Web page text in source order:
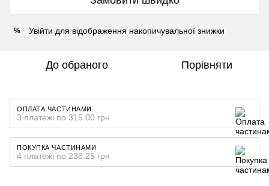
% Увійти для відображення накопичувальної знижки
До обраного Порівняти
ОПЛАТА ЧАСТИНАМИ
3 платежі по 315.00 грн
ПОКУПКА ЧАСТИНАМИ
4 платежі по 236.25 грн